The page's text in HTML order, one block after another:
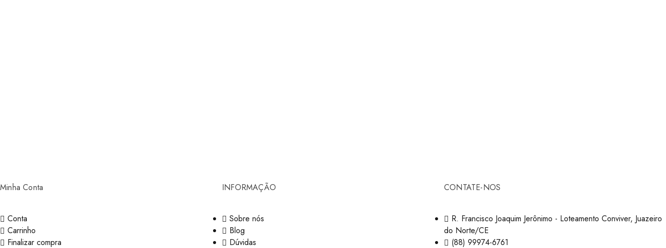
Minha Conta
Conta
Carrinho
Finalizar compra
INFORMAÇÃO
Sobre nós
Blog
Dúvidas
CONTATE-NOS
R. Francisco Joaquim Jerônimo - Loteamento Conviver, Juazeiro
do Norte/CE
(‪88) 99974-6761‬